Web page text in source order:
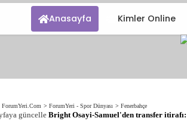
Anasayfa Kimler Online
ForumYeri.Com > ForumYeri - Spor Dünyası > Fenerbahçe
Bright Osayi-Samuel'den transfer